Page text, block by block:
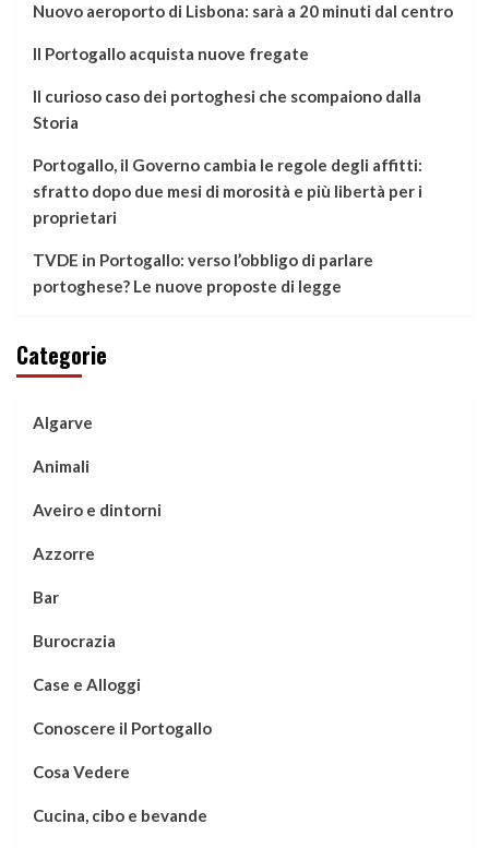
Nuovo aeroporto di Lisbona: sarà a 20 minuti dal centro
Il Portogallo acquista nuove fregate
Il curioso caso dei portoghesi che scompaiono dalla
Storia
Portogallo, il Governo cambia le regole degli affitti:
sfratto dopo due mesi di morosità e più libertà per i
proprietari
TVDE in Portogallo: verso l’obbligo di parlare
portoghese? Le nuove proposte di legge
Categorie
Algarve
Animali
Aveiro e dintorni
Azzorre
Bar
Burocrazia
Case e Alloggi
Conoscere il Portogallo
Cosa Vedere
Cucina, cibo e bevande